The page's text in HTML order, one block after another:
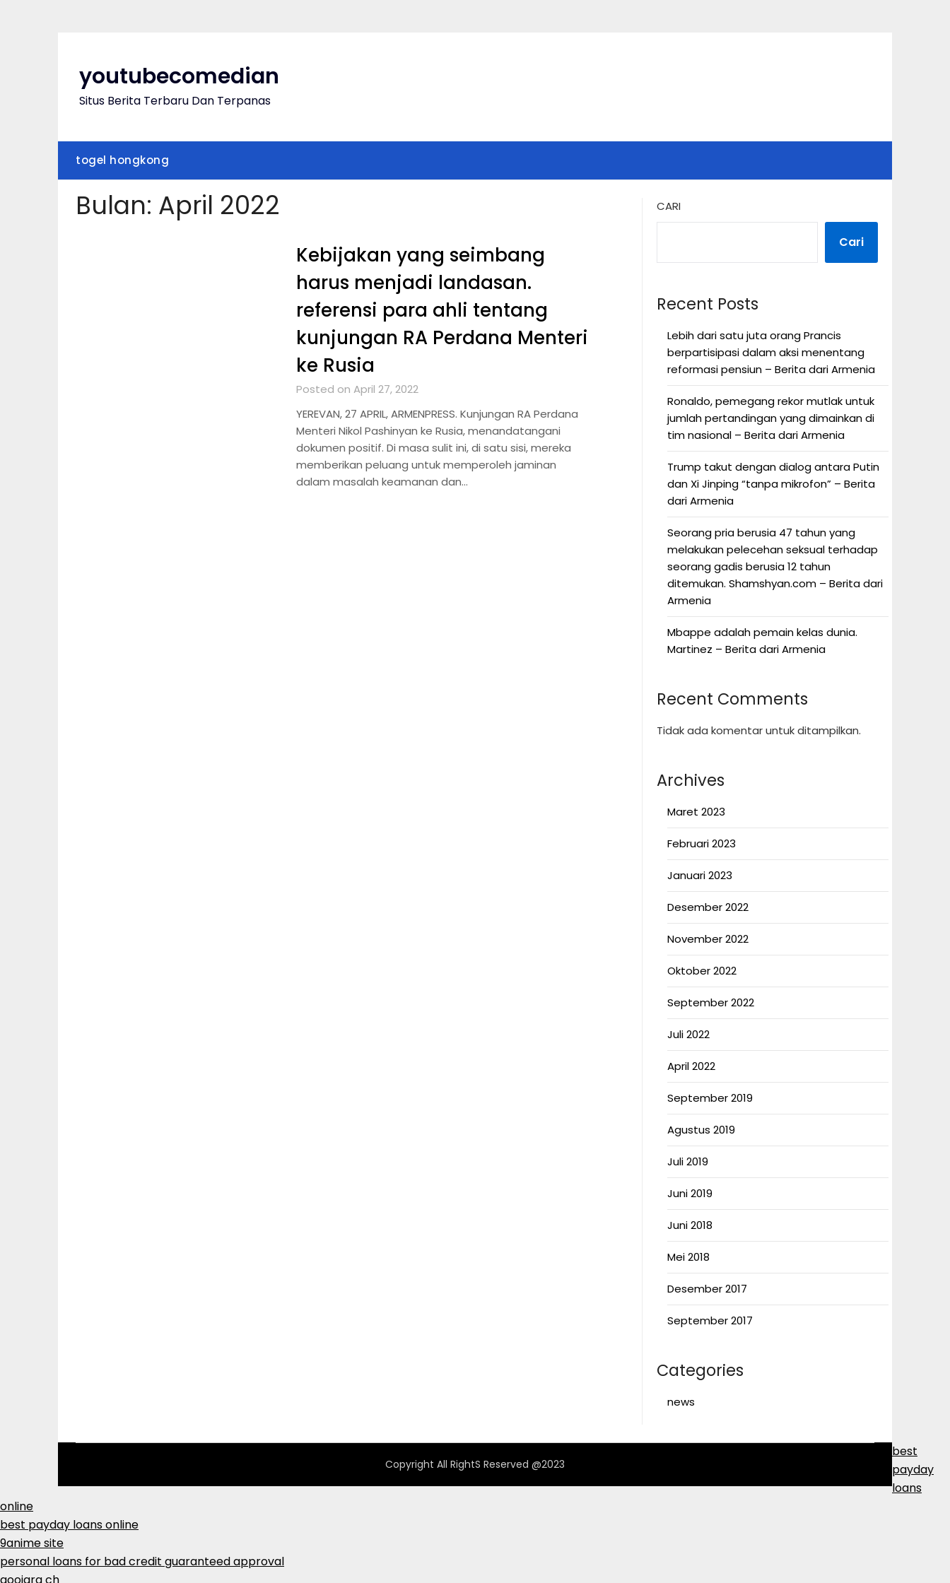
youtubecomedian
Situs Berita Terbaru Dan Terpanas
togel hongkong
Bulan: April 2022
Kebijakan yang seimbang
harus menjadi landasan.
referensi para ahli tentang
kunjungan RA Perdana Menteri
ke Rusia
Posted on April 27, 2022
YEREVAN, 27 APRIL, ARMENPRESS. Kunjungan RA Perdana
Menteri Nikol Pashinyan ke Rusia, menandatangani
dokumen positif. Di masa sulit ini, di satu sisi, mereka
memberikan peluang untuk memperoleh jaminan
dalam masalah keamanan dan…
CARI
Cari
Recent Posts
Lebih dari satu juta orang Prancis
berpartisipasi dalam aksi menentang
reformasi pensiun – Berita dari Armenia
Ronaldo, pemegang rekor mutlak untuk
jumlah pertandingan yang dimainkan di
tim nasional – Berita dari Armenia
Trump takut dengan dialog antara Putin
dan Xi Jinping “tanpa mikrofon” – Berita
dari Armenia
Seorang pria berusia 47 tahun yang
melakukan pelecehan seksual terhadap
seorang gadis berusia 12 tahun
ditemukan. Shamshyan.com – Berita dari
Armenia
Mbappe adalah pemain kelas dunia.
Martinez – Berita dari Armenia
Recent Comments
Tidak ada komentar untuk ditampilkan.
Archives
Maret 2023
Februari 2023
Januari 2023
Desember 2022
November 2022
Oktober 2022
September 2022
Juli 2022
April 2022
September 2019
Agustus 2019
Juli 2019
Juni 2019
Juni 2018
Mei 2018
Desember 2017
September 2017
Categories
news
Copyright All RightS Reserved @2023
best
payday
loans
online
best payday loans online
9anime site
personal loans for bad credit guaranteed approval